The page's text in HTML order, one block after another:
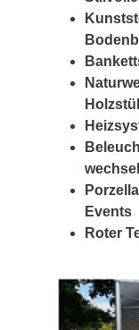
Events
Roter